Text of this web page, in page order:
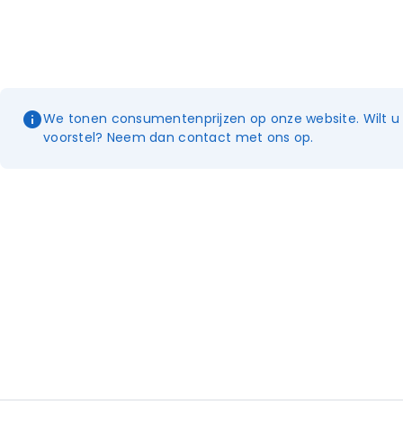
We tonen consumentenprijzen op onze website. Wilt u
voorstel? Neem dan contact met ons op.